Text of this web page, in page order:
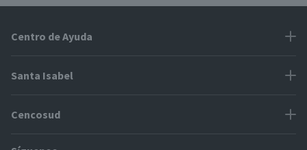
Centro de Ayuda
Problemas con tu pedido
Cómo modificar mis datos
Modos de entrega y cobertura
Santa Isabel
Proveedores
Cencosud